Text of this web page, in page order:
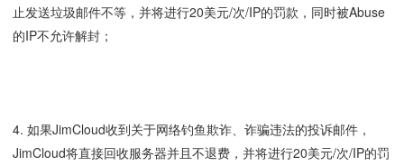
止发送垃圾邮件不等，并将进行20美元/次/IP的罚款，同时被Abuse
的IP不允许解封；
4. 如果JimCloud收到关于网络钓鱼欺诈、诈骗违法的投诉邮件，
JimCloud将直接回收服务器并且不退费，并将进行20美元/次/IP的罚